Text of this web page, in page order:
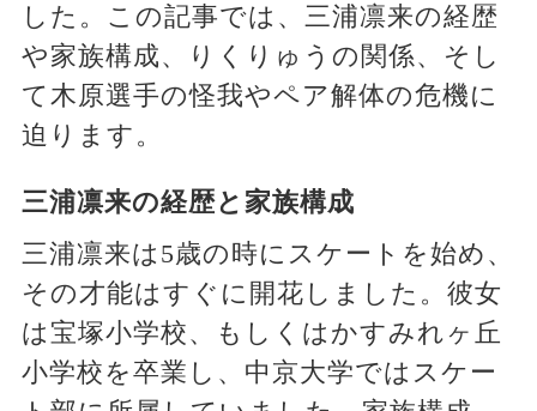
した。この記事では、三浦凛来の経歴
や家族構成、りくりゅうの関係、そし
て木原選手の怪我やペア解体の危機に
迫ります。
三浦凛来の経歴と家族構成
三浦凛来は5歳の時にスケートを始め、
その才能はすぐに開花しました。彼女
は宝塚小学校、もしくはかすみれヶ丘
小学校を卒業し、中京大学ではスケー